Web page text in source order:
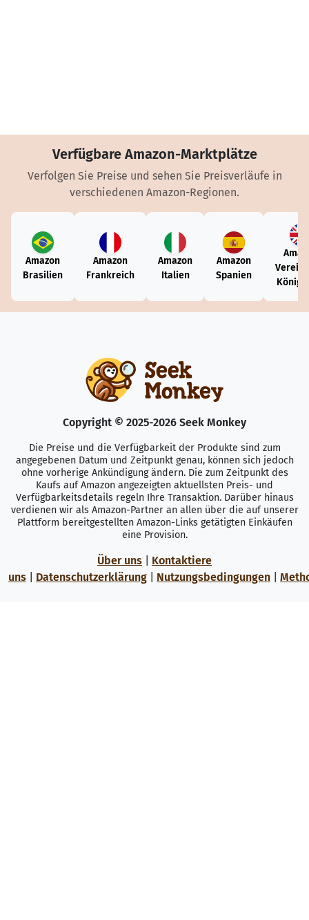
Verfügbare Amazon-Marktplätze
Verfolgen Sie Preise und sehen Sie Preisverläufe in
verschiedenen Amazon-Regionen.
Amazon
Brasilien
Amazon
Frankreich
Amazon
Italien
Amazon
Spanien
Copyright © 2025-2026 Seek Monkey
Die Preise und die Verfügbarkeit der Produkte sind zum
angegebenen Datum und Zeitpunkt genau, können sich jedoch
ohne vorherige Ankündigung ändern. Die zum Zeitpunkt des
Kaufs auf Amazon angezeigten aktuellsten Preis- und
Verfügbarkeitsdetails regeln Ihre Transaktion. Darüber hinaus
verdienen wir als Amazon-Partner an allen über die auf unserer
Plattform bereitgestellten Amazon-Links getätigten Einkäufen
eine Provision.
Über uns
Kontaktiere
uns
Datenschutzerklärung Nutzungsbedingungen